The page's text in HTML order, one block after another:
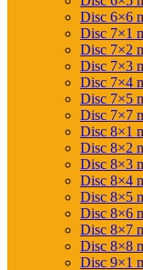
Disc 6×6
Disc 7×1
Disc 7×2
Disc 7×3
Disc 7×4
Disc 7×5
Disc 7×7
Disc 8×1
Disc 8×2
Disc 8×3
Disc 8×4
Disc 8×5
Disc 8×6
Disc 8×7
Disc 8×8
Disc 9×1